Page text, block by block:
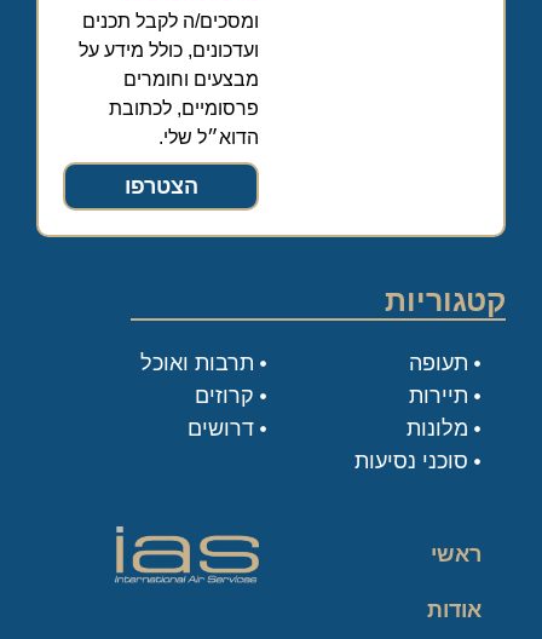
ומסכים/ה לקבל תכנים
ועדכונים, כולל מידע על
מבצעים וחומרים
פרסומיים, לכתובת
הדוא״ל שלי.
הצטרפו
קטגוריות
תעופה
תיירות
מלונות
סוכני נסיעות
תרבות ואוכל
קרוזים
דרושים
ראשי
אודות